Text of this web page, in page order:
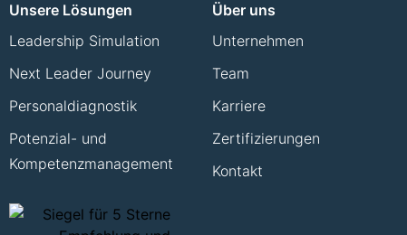
Unsere Lösungen
Leadership Simulation
Next Leader Journey
Personaldiagnostik
Potenzial- und
Kompetenzmanagement
Über uns
Unternehmen
Team
Karriere
Zertifizierungen
Kontakt